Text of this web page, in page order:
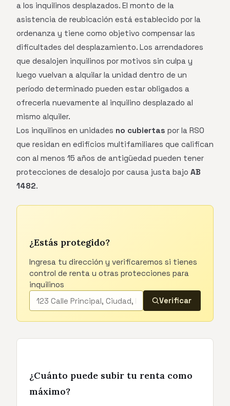
a los inquilinos desplazados. El monto de la
asistencia de reubicación está establecido por la
ordenanza y tiene como objetivo compensar las
dificultades del desplazamiento. Los arrendadores
que desalojen inquilinos por motivos sin culpa y
luego vuelvan a alquilar la unidad dentro de un
período determinado pueden estar obligados a
ofrecerla nuevamente al inquilino desplazado al
mismo alquiler.
Los inquilinos en unidades no cubiertas por la RSO
que residan en edificios multifamiliares que califican
con al menos 15 años de antigüedad pueden tener
protecciones de desalojo por causa justa bajo AB
1482.
¿Estás protegido?
Ingresa tu dirección y verificaremos si tienes
control de renta u otras protecciones para
inquilinos
Verificar
¿Cuánto puede subir tu renta como
máximo?